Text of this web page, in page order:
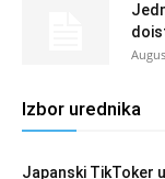
Izbor urednika
Japanski TikToker